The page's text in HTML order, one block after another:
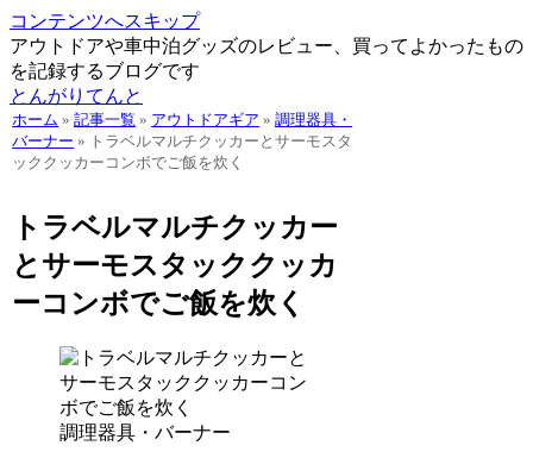
コンテンツへスキップ
アウトドアや車中泊グッズのレビュー、買ってよかったもの
を記録するブログです
とんがりてんと
ホーム »記事一覧 » アウトドアギア »調理器具・
バーナー » トラベルマルチクッカーとサーモスタ
ッククッカーコンボでご飯を炊く
トラベルマルチクッカー
とサーモスタッククッカ
ーコンボでご飯を炊く
調理器具・バーナー